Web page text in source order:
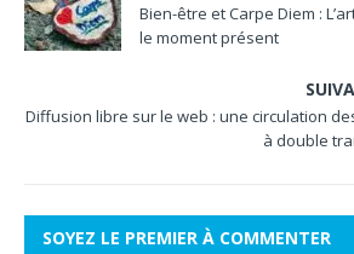
Bien-être et Carpe Diem :
le moment présent
Diffusion libre sur le web : une circulation
à double
SOYEZ LE PREMIER À COMMENTER